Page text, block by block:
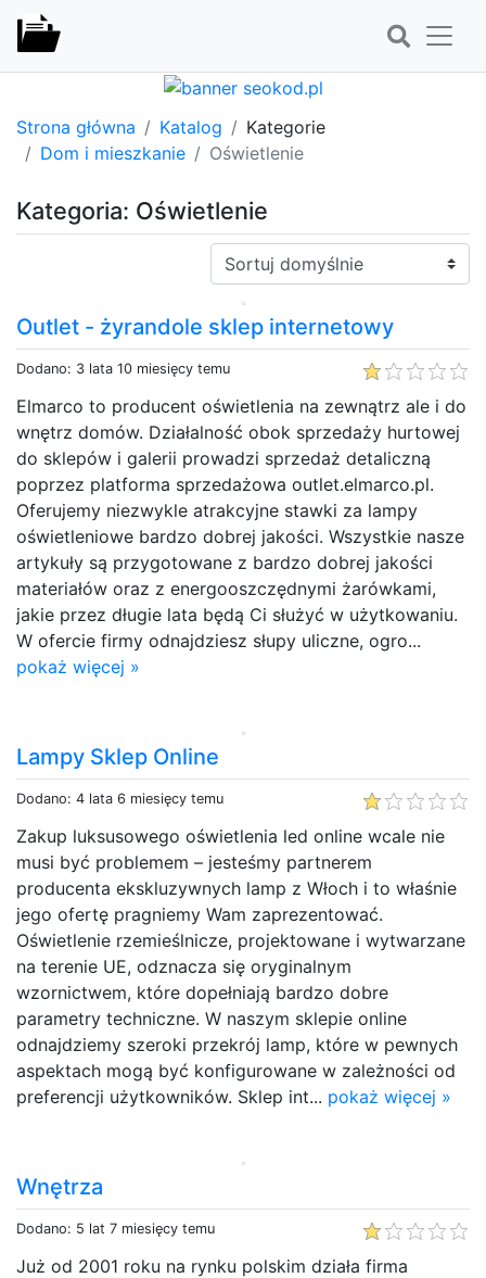
Strona główna Katalog
Kategorie
Dom i mieszkanie
Oświetlenie
Kategoria: Oświetlenie
Sortuj:
Outlet - żyrandole sklep internetowy
Dodano: 3 lata 10 miesięcy temu
Elmarco to producent oświetlenia na zewnątrz ale i do
wnętrz domów. Działalność obok sprzedaży hurtowej
do sklepów i galerii prowadzi sprzedaż detaliczną
poprzez platforma sprzedażowa outlet.elmarco.pl.
Oferujemy niezwykle atrakcyjne stawki za lampy
oświetleniowe bardzo dobrej jakości. Wszystkie nasze
artykuły są przygotowane z bardzo dobrej jakości
materiałów oraz z energooszczędnymi żarówkami,
jakie przez długie lata będą Ci służyć w użytkowaniu.
W ofercie firmy odnajdziesz słupy uliczne, ogro...
pokaż więcej »
Lampy Sklep Online
Dodano: 4 lata 6 miesięcy temu
Zakup luksusowego oświetlenia led online wcale nie
musi być problemem – jesteśmy partnerem
producenta ekskluzywnych lamp z Włoch i to właśnie
jego ofertę pragniemy Wam zaprezentować.
Oświetlenie rzemieślnicze, projektowane i wytwarzane
na terenie UE, odznacza się oryginalnym
wzornictwem, które dopełniają bardzo dobre
parametry techniczne. W naszym sklepie online
odnajdziemy szeroki przekrój lamp, które w pewnych
aspektach mogą być konfigurowane w zależności od
preferencji użytkowników. Sklep int... pokaż więcej »
Wnętrza
Dodano: 5 lat 7 miesięcy temu
Już od 2001 roku na rynku polskim działa firma